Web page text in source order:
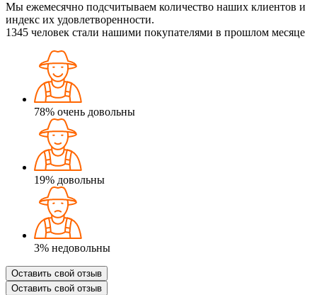
Мы ежемесячно подсчитываем количество наших клиентов и
индекс их удовлетворенности.
1345 человек стали нашими покупателями в прошлом месяце
78% очень довольны
19% довольны
3% недовольны
Оставить свой отзыв
Оставить свой отзыв